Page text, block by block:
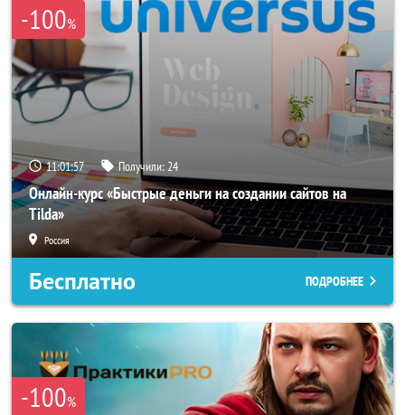
-100%
11:01:54 Получили:24
Онлайн-курс «Быстрые деньги на создании сайтов на
Tilda»
Россия
Бесплатно ПОДРОБНЕЕ
-100%